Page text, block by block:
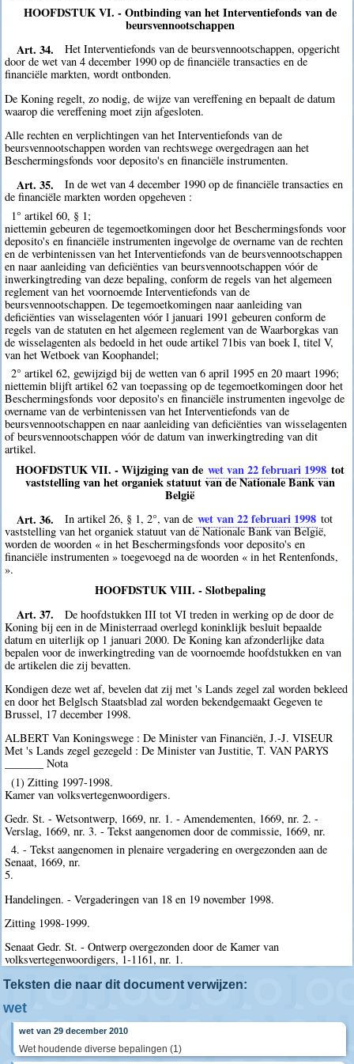
HOOFDSTUK VI. - Ontbinding van het Interventiefonds van de
beursvennootschappen
Art. 34.
Het Interventiefonds van de beursvennootschappen, opgericht
door de wet van 4 december 1990 op de financiële transacties en de
financiële markten, wordt ontbonden.
De Koning regelt, zo nodig, de wijze van vereffening en bepaalt de datum
waarop die vereffening moet zijn afgesloten.
Alle rechten en verplichtingen van het Interventiefonds van de
beursvennootschappen worden van rechtswege overgedragen aan het
Beschermingsfonds voor deposito's en financiële instrumenten.
Art. 35.
In de wet van 4 december 1990 op de financiële transacties en
de financiële markten worden opgeheven :
1° artikel 60, § 1;
niettemin gebeuren de tegemoetkomingen door het Beschermingsfonds voor
deposito's en financiële instrumenten ingevolge de overname van de rechten
en de verbintenissen van het Interventiefonds van de beursvennootschappen
en naar aanleiding van deficiënties van beursvennootschappen vóór de
inwerkingtreding van deze bepaling, conform de regels van het algemeen
reglement van het voornoemde Interventiefonds van de
beursvennootschappen. De tegemoetkomingen naar aanleiding van
deficiënties van wisselagenten vóór l januari 1991 gebeuren conform de
regels van de statuten en het algemeen reglement van de Waarborgkas van
de wisselagenten als bedoeld in het oude artikel 71bis van boek I, titel V,
van het Wetboek van Koophandel;
2° artikel 62, gewijzigd bij de wetten van 6 april 1995 en 20 maart 1996;
niettemin blijft artikel 62 van toepassing op de tegemoetkomingen door het
Beschermingsfonds voor deposito's en financiële instrumenten ingevolge de
overname van de verbintenissen van het Interventiefonds van de
beursvennootschappen en naar aanleiding van deficiënties van wisselagenten
of beursvennootschappen vóór de datum van inwerkingtreding van dit
artikel.
HOOFDSTUK VII. - Wijziging van de wet van 22 februari 1998 tot
vaststelling van het organiek statuut van de Nationale Bank van
België
Art. 36.
In artikel 26, § 1, 2°, van de wet van 22 februari 1998 tot
vaststelling van het organiek statuut van de Nationale Bank van België,
worden de woorden « in het Beschermingsfonds voor deposito's en
financiële instrumenten » toegevoegd na de woorden « in het Rentenfonds,
».
HOOFDSTUK VIII. - Slotbepaling
Art. 37.
De hoofdstukken III tot VI treden in werking op de door de
Koning bij een in de Ministerraad overlegd koninklijk besluit bepaalde
datum en uiterlijk op 1 januari 2000. De Koning kan afzonderlijke data
bepalen voor de inwerkingtreding van de voornoemde hoofdstukken en van
de artikelen die zij bevatten.
Kondigen deze wet af, bevelen dat zij met 's Lands zegel zal worden bekleed
en door het Belglsch Staatsblad zal worden bekendgemaakt Gegeven te
Brussel, 17 december 1998.
ALBERT Van Koningswege : De Minister van Financiën, J.-J. VISEUR
Met 's Lands zegel gezegeld : De Minister van Justitie, T. VAN PARYS
_______ Nota
(1) Zitting 1997-1998.
Kamer van volksvertegenwoordigers.
Gedr. St. - Wetsontwerp, 1669, nr. 1. - Amendementen, 1669, nr. 2. -
Verslag, 1669, nr. 3. - Tekst aangenomen door de commissie, 1669, nr.
4. - Tekst aangenomen in plenaire vergadering en overgezonden aan de
Senaat, 1669, nr.
5.
Handelingen. - Vergaderingen van 18 en 19 november 1998.
Zitting 1998-1999.
Senaat Gedr. St. - Ontwerp overgezonden door de Kamer van
volksvertegenwoordigers, 1-1161, nr. 1.
Teksten die naar dit document verwijzen:
wet
wet van 29 december 2010
Wet houdende diverse bepalingen (1)